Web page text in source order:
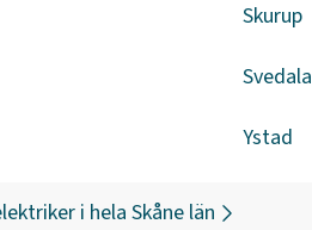
Skurup
Svedala
Ystad
i hela Skåne län